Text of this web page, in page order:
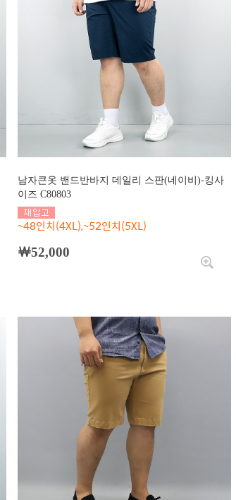
남자큰옷 밴드반바지 데일리 스판(네이비)-킹사
이즈 C80803
~48인치(4XL),~52인치(5XL)
￦52,000